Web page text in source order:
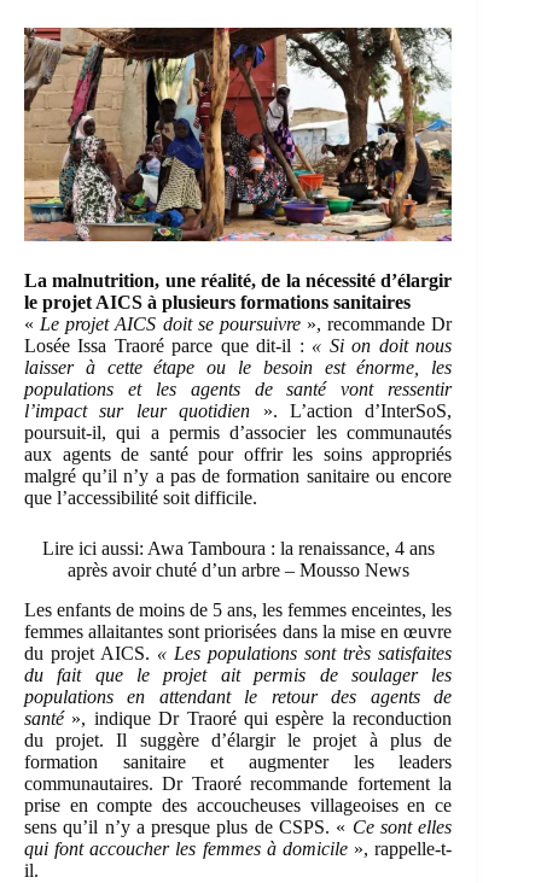
La malnutrition, une réalité, de la nécessité d’élargir
le projet AICS à plusieurs formations sanitaires
« Le projet AICS doit se poursuivre», recommande Dr
Losée Issa Traoré parce que dit-il : « Si on doit nous
laisser à cette étape ou le besoin est énorme, les
populations et les agents de santé vont ressentir
l’impact sur leur quotidien ». L’action d’InterSoS,
poursuit-il, qui a permis d’associer les communautés
aux agents de santé pour offrir les soins appropriés
malgré qu’il n’y a pas de formation sanitaire ou encore
que l’accessibilité soit difficile.
Lire ici aussi: Awa Tamboura : la renaissance, 4 ans
après avoir chuté d’un arbre – Mousso News
Les enfants de moins de 5 ans, les femmes enceintes, les
femmes allaitantes sont priorisées dans la mise en œuvre
du projet AICS. « Les populations sont très satisfaites
du fait que le projet ait permis de soulager les
populations en attendant le retour des agents de
santé», indique Dr Traoré qui espère la reconduction
du projet. Il suggère d’élargir le projet à plus de
formation sanitaire et augmenter les leaders
communautaires. Dr Traoré recommande fortement la
prise en compte des accoucheuses villageoises en ce
sens qu’il n’y a presque plus de CSPS. « Ce sont elles
qui font accoucher les femmes à domicile», rappelle-t-
il.